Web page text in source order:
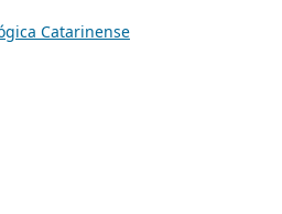
Catarinense